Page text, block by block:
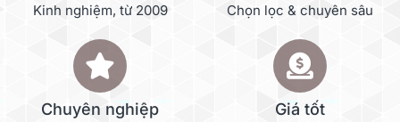
Kinh nghiệm, từ 2009 Chọn lọc & chuyên sâu
Chuyên nghiệp Giá tốt